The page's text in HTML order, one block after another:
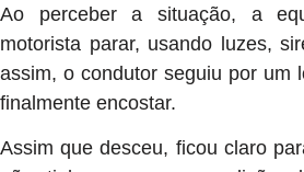
Ao perceber a situação, a
motorista parar, usando luzes,
assim, o condutor seguiu por um
finalmente encostar.
Assim que desceu, ficou claro